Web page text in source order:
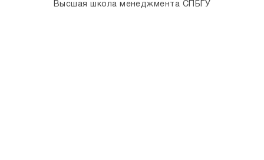
Высшая школа менеджмента СПБГУ